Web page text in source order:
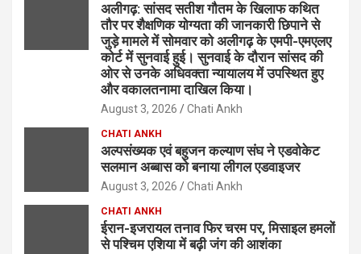
अलीगढ़: सांसद सतीश गौतम के खिलाफ कथित
तौर पर शैक्षणिक योग्यता की जानकारी छिपाने से
जुड़े मामले में सोमवार को अलीगढ़ के एमपी-एमएलए
कोर्ट में सुनवाई हुई। सुनवाई के दौरान सांसद की
ओर से उनके अधिवक्ता न्यायालय में उपस्थित हुए
और वकालतनामा दाखिल किया।
August 3, 2026 Chati Ankh
CHATI ANKH
अल्पसंख्यक एवं बहुजन कल्याण संघ ने एडवोकेट
सलमान अब्बास को बनाया लीगल एडवाइजर
August 3, 2026 Chati Ankh
CHATI ANKH
ईरान-इजरायल तनाव फिर चरम पर, मिसाइल हमलों
से पश्चिम एशिया में बढ़ी जंग की आशंका